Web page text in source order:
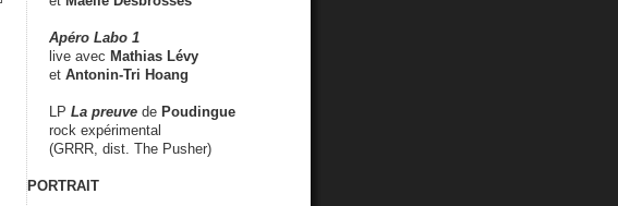
Apéro Labo 1
live avec Mathias Lévy
et Antonin-Tri Hoang
LP La preuve de Poudingue
rock expérimental
(GRRR, dist. The Pusher)
PORTRAIT